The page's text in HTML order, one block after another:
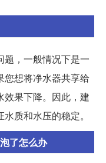
题，一般情况下是一
您想将净水器共享给
效果下降。因此，建
质和水压的稳定。
了怎么办